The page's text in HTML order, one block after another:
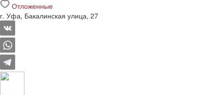
Отложенные
г. Уфа, Бакалинская улица, 27